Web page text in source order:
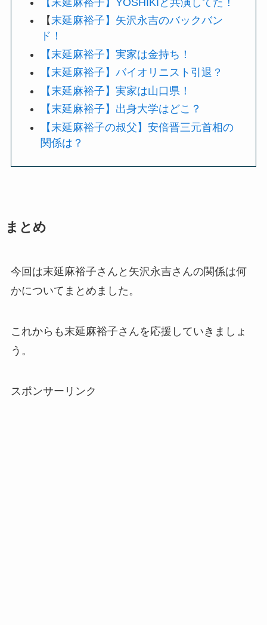
【末延麻裕子】矢沢永吉のバックバン
ド！
【末延麻裕子】実家は金持ち！
【末延麻裕子】バイオリニスト引退？
【末延麻裕子】実家は山口県！
【末延麻裕子】出身大学はどこ？
【末延麻裕子の叔父】安倍晋三元首相の
関係は？
まとめ
今回は末延麻裕子さんと矢沢永吉さんの関係は何
かについてまとめました。
これからも末延麻裕子さんを応援していきましょ
う。
スポンサーリンク